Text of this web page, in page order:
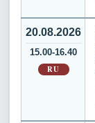
20.08.2026
15.00-16.40
RU